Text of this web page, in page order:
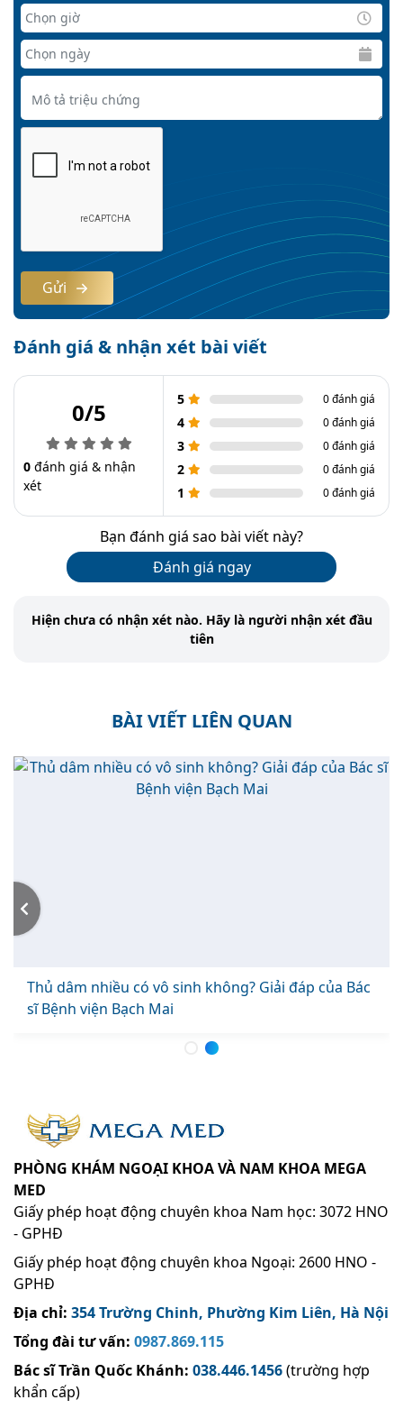
Gửi
Đánh giá & nhận xét bài viết
0/5
0 đánh giá & nhận
xét
5 0 đánh giá
4 0 đánh giá
3 0 đánh giá
2 0 đánh giá
1 0 đánh giá
Bạn đánh giá sao bài viết này?
Đánh giá ngay
Hiện chưa có nhận xét nào. Hãy là người nhận xét đầu
tiên
BÀI VIẾT LIÊN QUAN
giới là
Thủ dâm nhiều có vô sinh không? Giải đáp
sĩ Bệnh viện Bạch Mai
PHÒNG KHÁM NGOẠI KHOA VÀ NAM KHOA MEGA
MED
Giấy phép hoạt động chuyên khoa Nam học: 3072 HNO
- GPHĐ
Giấy phép hoạt động chuyên khoa Ngoại: 2600 HNO -
GPHĐ
Địa chỉ: 354 Trường Chinh, Phường Kim Liên, Hà Nội
Tổng đài tư vấn: 0987.869.115
Bác sĩ Trần Quốc Khánh: 038.446.1456(trường hợp
khẩn cấp)